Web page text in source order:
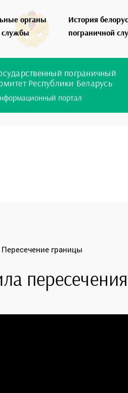
органы
службы
История
пограничной
пограничный
Республики Беларусь
портал
Пересечение границы